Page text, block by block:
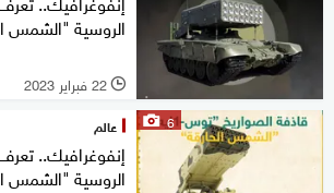
الروسية "الشمس
l 22 فبراير 2023
6 عالم
إنفوغرافيك..
الروسية "الشمس